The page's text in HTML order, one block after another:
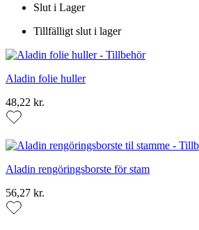
Slut i Lager
Tillfälligt slut i lager
Aladin folie huller
48,22 kr.
Aladin rengöringsborste för stam
56,27 kr.